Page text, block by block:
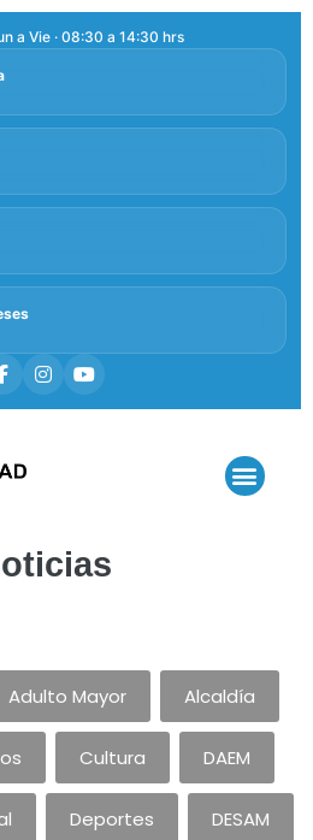
a Vie · 08:30 a 14:30 hrs
Adulto Mayor Alcaldía
Cultura DAEM
Deportes DESAM